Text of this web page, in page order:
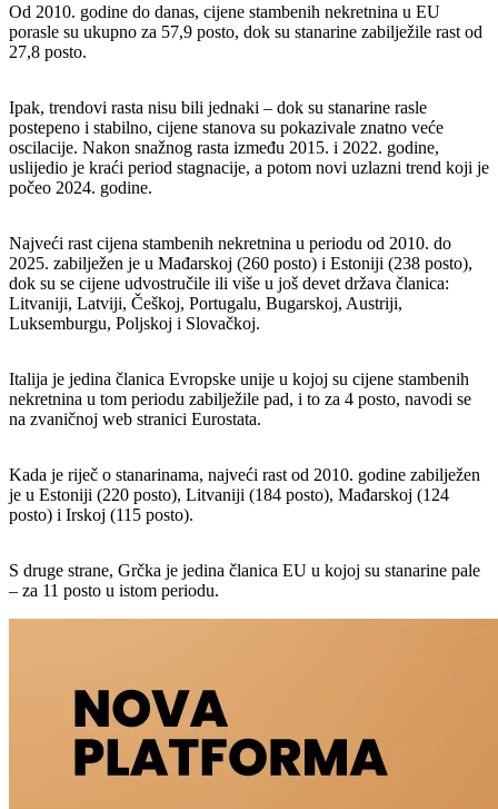
Od 2010. godine do danas, cijene stambenih nekretnina u EU
porasle su ukupno za 57,9 posto, dok su stanarine zabilježile rast od
27,8 posto.
Ipak, trendovi rasta nisu bili jednaki – dok su stanarine rasle
postepeno i stabilno, cijene stanova su pokazivale znatno veće
oscilacije. Nakon snažnog rasta između 2015. i 2022. godine,
uslijedio je kraći period stagnacije, a potom novi uzlazni trend koji je
počeo 2024. godine.
Najveći rast cijena stambenih nekretnina u periodu od 2010. do
2025. zabilježen je u Mađarskoj (260 posto) i Estoniji (238 posto),
dok su se cijene udvostručile ili više u još devet država članica:
Litvaniji, Latviji, Češkoj, Portugalu, Bugarskoj, Austriji,
Luksemburgu, Poljskoj i Slovačkoj.
Italija je jedina članica Evropske unije u kojoj su cijene stambenih
nekretnina u tom periodu zabilježile pad, i to za 4 posto, navodi se
na zvaničnoj web stranici Eurostata.
Kada je riječ o stanarinama, najveći rast od 2010. godine zabilježen
je u Estoniji (220 posto), Litvaniji (184 posto), Mađarskoj (124
posto) i Irskoj (115 posto).
S druge strane, Grčka je jedina članica EU u kojoj su stanarine pale
– za 11 posto u istom periodu.